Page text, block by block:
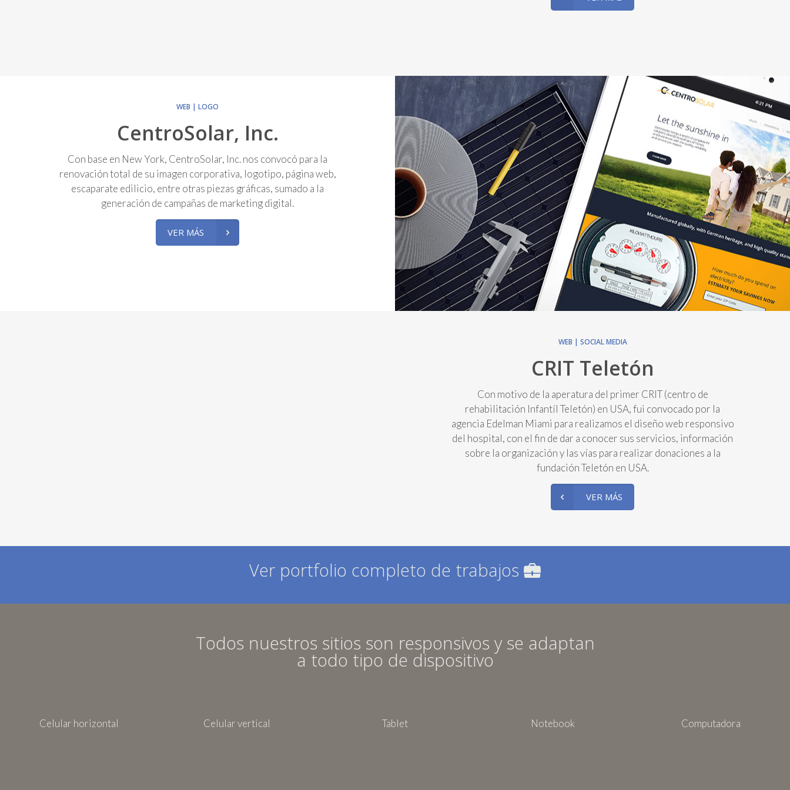
WEB | LOGO
CentroSolar, Inc.
Con base en New York, CentroSolar, Inc. nos convocó para la
renovación total de su imagen corporativa, logotipo, página web,
escaparate edilicio, entre otras piezas gráficas, sumado a la
generación de campañas de marketing digital.
VER MÁS
WEB | SOCIAL MEDIA
CRIT Teletón
Con motivo de la aperatura del primer CRIT (centro de
rehabilitación Infantíl Teletón) en USA, fui convocado por la
agencia Edelman Miami para realizamos el diseño web responsivo
del hospital, con el fin de dar a conocer sus servicios, información
sobre la organización y las vías para realizar donaciones a la
fundación Teletón en USA.
VER MÁS
Ver portfolio completo de trabajos
Todos nuestros sitios son responsivos y se adaptan
a todo tipo de dispositivo
Celular horizontal Celular vertical Tablet Notebook Computadora